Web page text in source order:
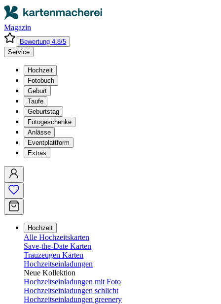
Magazin
Bewertung 4.8/5
Service
Hochzeit
Fotobuch
Geburt
Taufe
Geburtstag
Fotogeschenke
Anlässe
Eventplattform
Extras
Hochzeit
Alle Hochzeitskarten
Save-the-Date Karten
Trauzeugen Karten
Hochzeitseinladungen
Neue Kollektion
Hochzeitseinladungen mit Foto
Hochzeitseinladungen schlicht
Hochzeitseinladungen greenery